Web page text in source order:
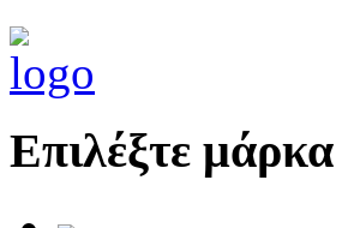
Επιλέξτε μάρκα